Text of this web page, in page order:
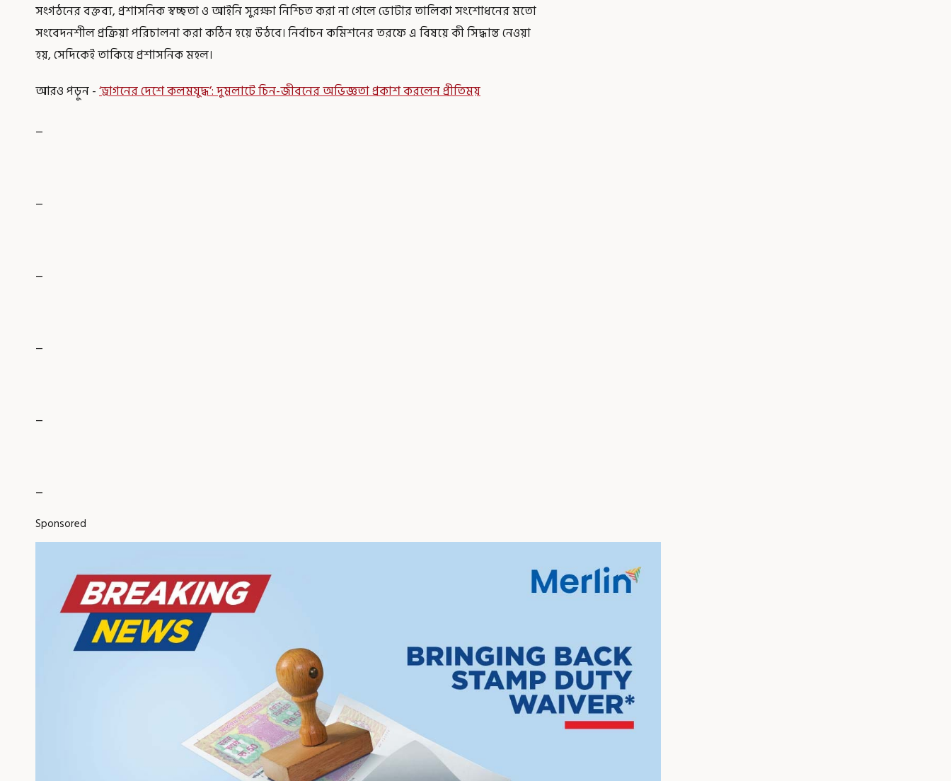
সংগঠনের বক্তব্য, প্রশাসনিক স্বচ্ছতা ও আইনি সুরক্ষা নিশ্চিত করা না গেলে ভোটার তালিকা সংশোধনের মতো
সংবেদনশীল প্রক্রিয়া পরিচালনা করা কঠিন হয়ে উঠবে। নির্বাচন কমিশনের তরফে এ বিষয়ে কী সিদ্ধান্ত নেওয়া
হয়, সেদিকেই তাকিয়ে প্রশাসনিক মহল।
আরও পড়ুন -‘ড্রাগনের দেশে কলমযুদ্ধ’: দুমলাটে চিন-জীবনের অভিজ্ঞতা প্রকাশ করলেন প্রীতিময়
_
_
_
_
_
_
Sponsored